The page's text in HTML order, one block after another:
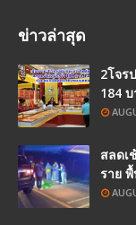
ข่าวล่าสุด
2โจร
184
สลดเ
ราย